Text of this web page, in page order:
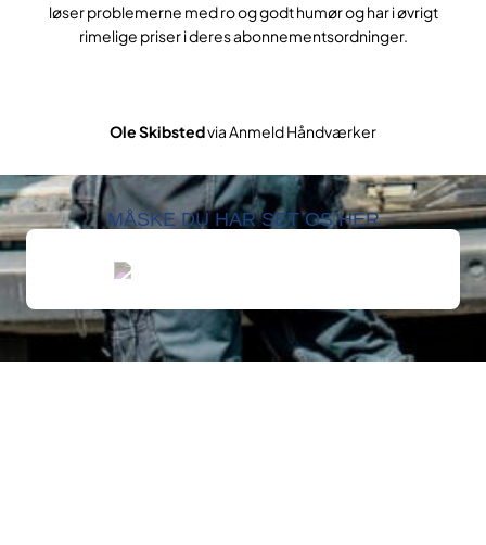
løser problemerne med ro og godt humør og har i øvrigt
rimelige priser i deres abonnementsordninger.
Ole Skibstedvia Anmeld Håndværker
MÅSKE DU HAR SET OS HER